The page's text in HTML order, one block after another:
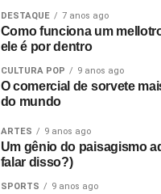
DESTAQUE 7 anos ago
Como funciona um
ele é por dentro
CULTURA POP 9 anos ago
O comercial de sorvete
do mundo
ARTES 9 anos ago
Um gênio do paisagismo
falar disso?)
SPORTS 9 anos ago